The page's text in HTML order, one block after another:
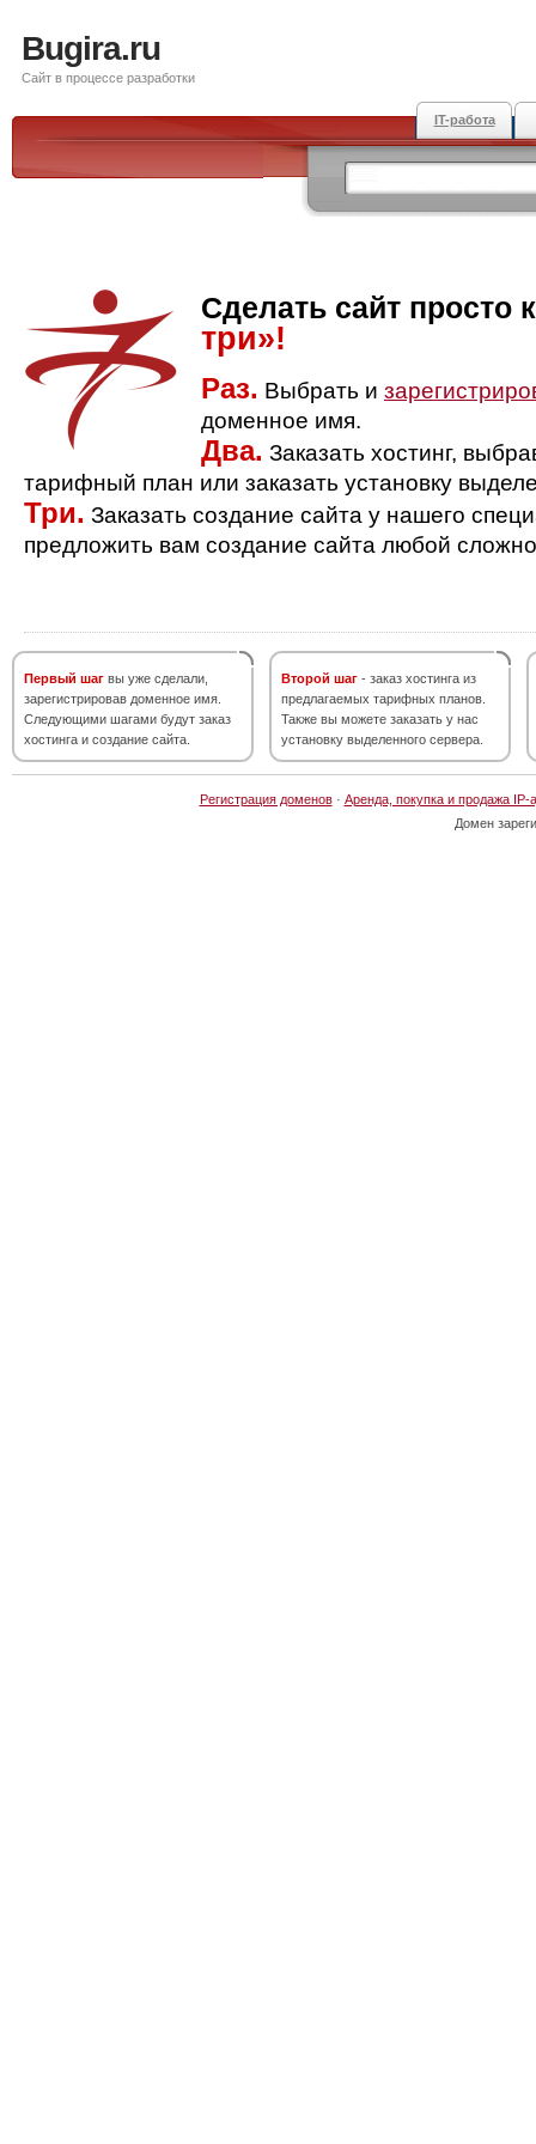
Bugira.ru
Сайт в процессе разработки
IT-работа
Сделать сайт просто
три»!
Раз. Выбрать и
доменное имя.
Два. Заказать хостинг,
тарифный план или заказать установку
Три. Заказать создание сайта у нашего
предложить вам создание сайта любой
Первый шаг вы уже сделали,
зарегистрировав доменное имя.
Следующими шагами будут заказ
хостинга и создание сайта.
Второй шаг - заказ хостинга из
предлагаемых тарифных планов.
Также вы можете заказать у нас
установку выделенного сервера.
Регистрация доменов· Аренда, покупка и продажа IP-
Домен